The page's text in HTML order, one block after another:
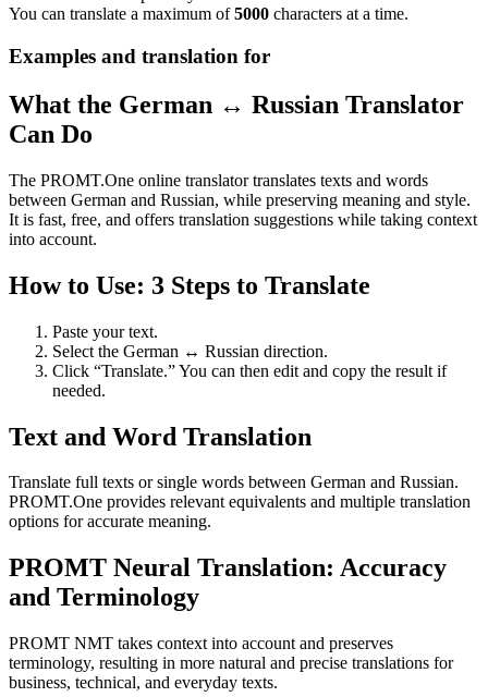
You can translate a maximum of5000 characters at a time.
Examples and translation for
What the German ↔ Russian Translator
Can Do
The PROMT.One online translator translates texts and words
between German and Russian, while preserving meaning and style.
It is fast, free, and offers translation suggestions while taking context
into account.
How to Use: 3 Steps to Translate
Paste your text.
Select the German ↔ Russian direction.
Click “Translate.” You can then edit and copy the result if
needed.
Text and Word Translation
Translate full texts or single words between German and Russian.
PROMT.One provides relevant equivalents and multiple translation
options for accurate meaning.
PROMT Neural Translation: Accuracy
and Terminology
PROMT NMT takes context into account and preserves
terminology, resulting in more natural and precise translations for
business, technical, and everyday texts.